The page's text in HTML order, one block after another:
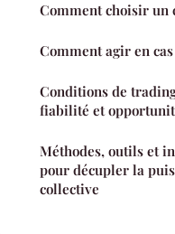
Comment choisir un
Comment agir en
Conditions de
fiabilité et
Méthodes, outils et
pour décupler la
collective